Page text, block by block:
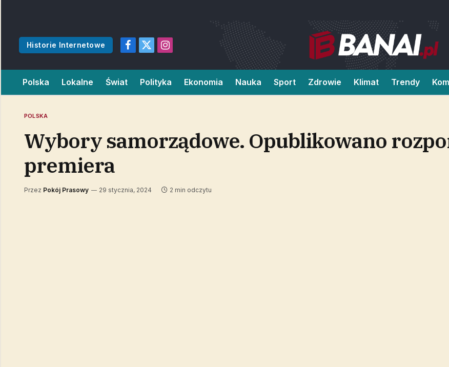
Historie Internetowe
Facebook
X
Instagram
Polska Lokalne Świat Polityka Ekonomia Nauka Sport Zdrowie Klimat Trendy
POLSKA
Wybory samorządowe. Opublikowano
premiera
Przez Pokój Prasowy 29 stycznia, 2024 2 min odczytu